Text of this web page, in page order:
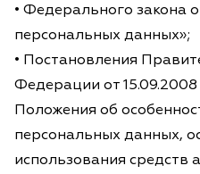
• Федерального закона
персональных данных»;
• Постановления
Федерации от
Положения об
персональных данных,
использования средств